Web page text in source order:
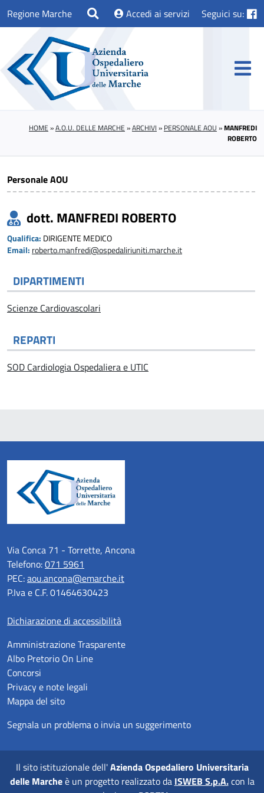
Regione Marche Accedi ai servizi Seguici su:
HOME »A.O.U. DELLE MARCHE »ARCHIVI » PERSONALE AOU »MANFREDI
ROBERTO
Personale AOU
dott. MANFREDI ROBERTO
Qualifica: DIRIGENTE MEDICO
Email: roberto.manfredi@ospedaliriuniti.marche.it
DIPARTIMENTI
Scienze Cardiovascolari
REPARTI
SOD Cardiologia Ospedaliera e UTIC
Via Conca 71 - Torrette, Ancona
Telefono:071 5961
PEC:aou.ancona@emarche.it
P.Iva e C.F. 01464630423
Dichiarazione di accessibilità
Amministrazione Trasparente
Albo Pretorio On Line
Concorsi
Privacy e note legali
Mappa del sito
Segnala un problema o invia un suggerimento
Il sito istituzionale dell'Azienda Ospedaliero Universitaria
delle Marcheè un progetto realizzato da ISWEB S.p.A.con la